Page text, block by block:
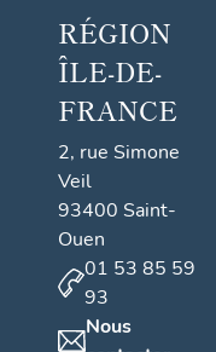
RÉGION
ÎLE-DE-
FRANCE
2, rue Simone
Veil
93400 Saint-
Ouen
01 53 85 59
93
Nous